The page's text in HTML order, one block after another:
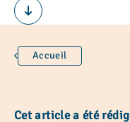
Accueil
Cet article a été